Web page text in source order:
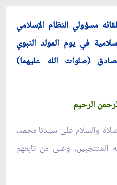
مسؤولي النظام الإسلامي
في يوم المولد النبوي
(صلوات الله عليهما)
الرحیم
والسلام على سیدنا محمد،
المنتجبین، وعلی من تابعهم